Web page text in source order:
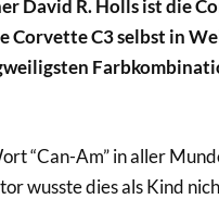
David R. Holls ist die
Corvette C3 selbst in
“Can-Am” in aller
wusste dies als Kind